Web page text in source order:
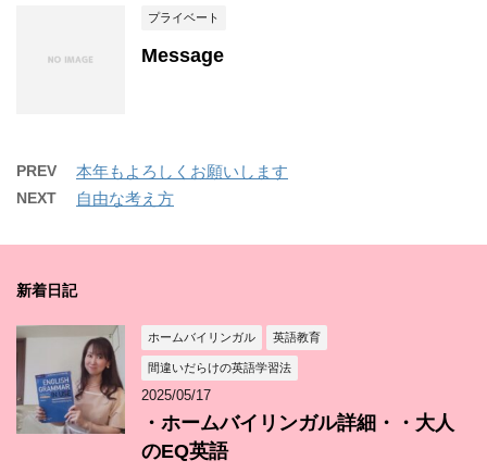
プライベート
Message
PREV 本年もよろしくお願いします
NEXT 自由な考え方
新着日記
ホームバイリンガル 英語教育
間違いだらけの英語学習法
2025/05/17
・ホームバイリンガル詳細・・大人
のEQ英語